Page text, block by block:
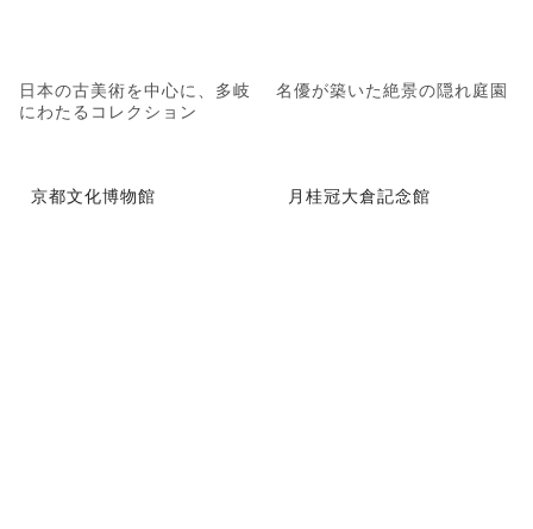
日本の古美術を中心に、多岐
にわたるコレクション
名優が築いた絶景の隠れ庭園
京都文化博物館 月桂冠大倉記念館